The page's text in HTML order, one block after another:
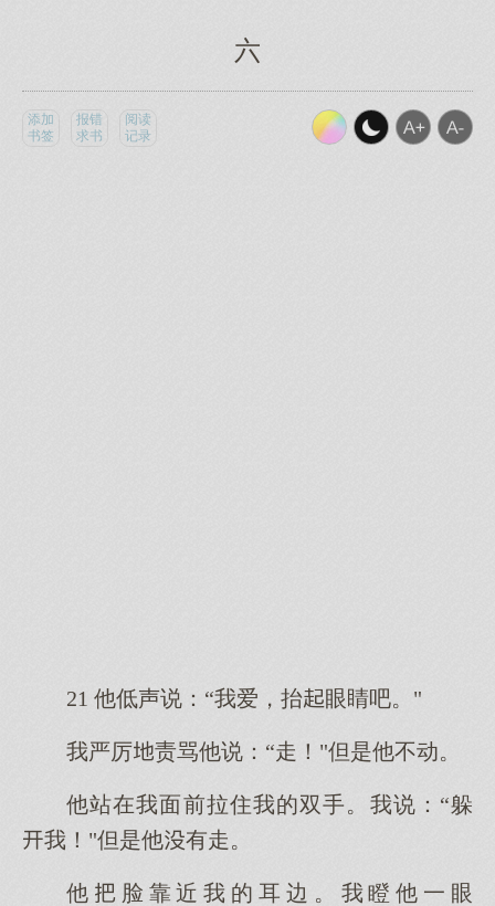
六
添加
书签
报错
求书
阅读
记录
21 他低声说：“我爱，抬眼睛吧。"
我严厉责骂他说：“走！"但是他不动。
他站在我面前拉住我的双手。我说：“躲
我！"但是他有走。
他脸靠近我的耳边。我瞪他一眼